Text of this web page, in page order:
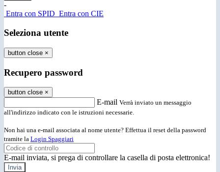
-
Entra con SPID Entra con CIE
Seleziona utente
button close ×
Recupero password
button close ×
E-mail Verrà inviato un messaggio
all'indirizzo indicato con le istruzioni necessarie.
Non hai una e-mail associata al nome utente? Effettua il reset della password
tramite la Login Spaggiari
E-mail inviata, si prega di controllare la casella di posta elettronica!